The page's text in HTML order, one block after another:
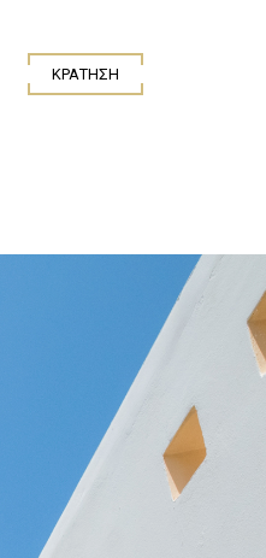
ΚΡΆΤΗΣΗ